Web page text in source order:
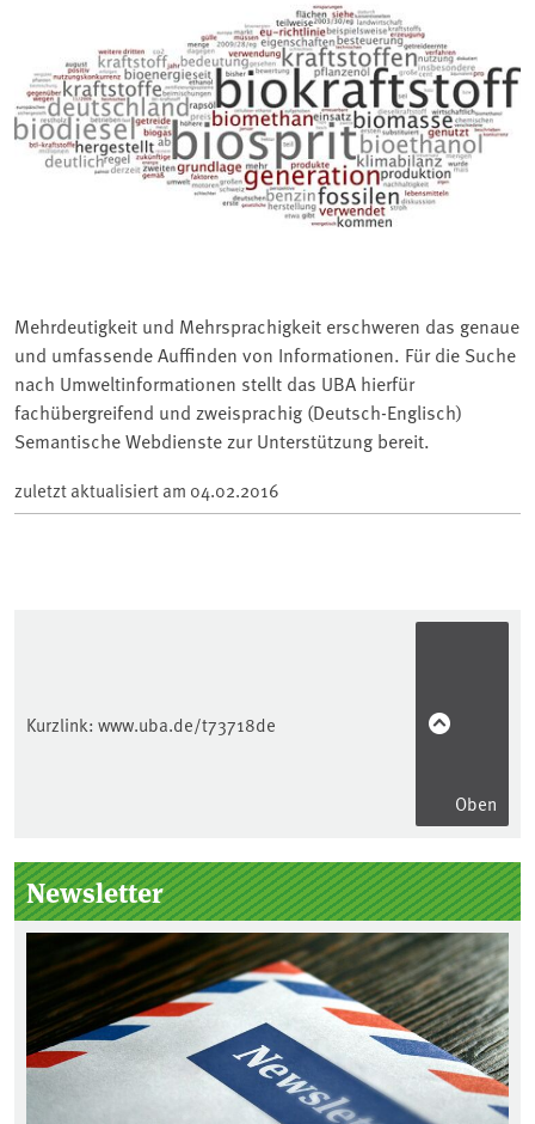
Mehrdeutigkeit und Mehrsprachigkeit erschweren das genaue
und umfassende Auffinden von Informationen. Für die Suche
nach Umweltinformationen stellt das UBA hierfür
fachübergreifend und zweisprachig (Deutsch-Englisch)
Semantische Webdienste zur Unterstützung bereit.
zuletzt aktualisiert am 04.02.2016
Kurzlink: www.uba.de/t73718de
Oben
Seitenleiste
Newsletter